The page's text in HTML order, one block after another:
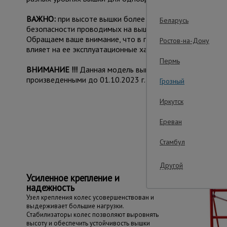
ВАЖНО: при высоте вышки более 5 метров
безопасности проводимых на вышке работ.
Обращаем ваше внимание, что в процессе
влияет на ее эксплуатационные характеристики и не
ВНИМАНИЕ !!! Данная модель вышки с измененным
произведенными до 01.10.2023 г.
Важные
Усиленное крепление и
надежность
Узел крепления колес усовершенствован и
выдерживает большие нагрузки.
Стабилизаторы колес позволяют выровнять
высоту и обеспечить устойчивость вышки
Беларусь
Ростов-на-Дону
Пермь
Грозный
Иркутск
Ереван
Стамбул
Другой